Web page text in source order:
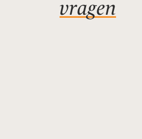
vragen